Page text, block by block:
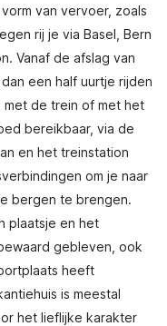
van vervoer, zoals
rij je via Basel, Bern
Vanaf de afslag van
een half uurtje rijden
met de trein of met het
bereikbaar, via de
en het treinstation
om je naar
bergen te brengen.
plaatsje en het
gebleven, ook
heeft
is meestal
het lieflijke karakter